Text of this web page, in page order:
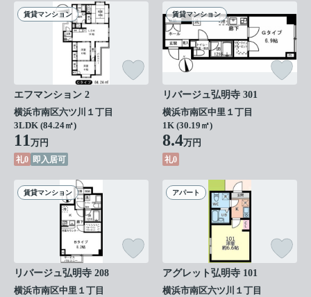
賃貸マンション
エフマンション 2
横浜市南区六ツ川１丁目
3LDK (84.24㎡)
11万円
礼0 即入居可
賃貸マンション
リバージュ弘明寺 301
横浜市南区中里１丁目
1K (30.19㎡)
8.4万円
礼0
賃貸マンション
リバージュ弘明寺 208
横浜市南区中里１丁目
アパート
アグレット弘明寺 101
横浜市南区六ツ川１丁目